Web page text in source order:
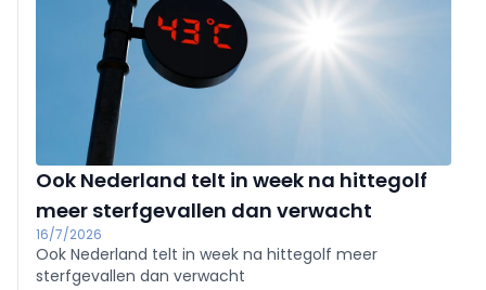
Ook Nederland telt in week na hittegolf
meer sterfgevallen dan verwacht
16/7/2026
Ook Nederland telt in week na hittegolf meer
sterfgevallen dan verwacht